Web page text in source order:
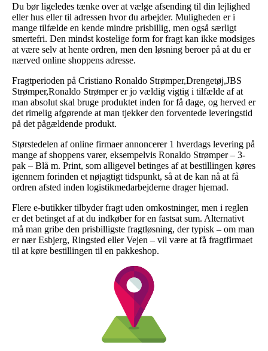
Du bør ligeledes tænke over at vælge afsending til din lejlighed
eller hus eller til adressen hvor du arbejder. Muligheden er i
mange tilfælde en kende mindre prisbillig, men også særligt
smertefri. Den mindst kostelige form for fragt kan ikke modsiges
at være selv at hente ordren, men den løsning beroer på at du er
nærved online shoppens adresse.
Fragtperioden på Cristiano Ronaldo Strømper,Drengetøj,JBS
Strømper,Ronaldo Strømper er jo vældig vigtig i tilfælde af at
man absolut skal bruge produktet inden for få dage, og herved er
det rimelig afgørende at man tjekker den forventede leveringstid
på det pågældende produkt.
Størstedelen af online firmaer annoncerer 1 hverdags levering på
mange af shoppens varer, eksempelvis Ronaldo Strømper – 3-
pak – Blå m. Print, som alligevel betinges af at bestillingen køres
igennem forinden et nøjagtigt tidspunkt, så at de kan nå at få
ordren afsted inden logistikmedarbejderne drager hjemad.
Flere e-butikker tilbyder fragt uden omkostninger, men i reglen
er det betinget af at du indkøber for en fastsat sum. Alternativt
må man gribe den prisbilligste fragtløsning, der typisk – om man
er nær Esbjerg, Ringsted eller Vejen – vil være at få fragtfirmaet
til at køre bestillingen til en pakkeshop.